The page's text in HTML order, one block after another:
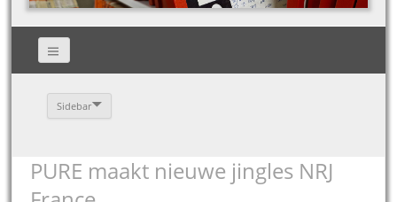
Sidebar
PURE maakt nieuwe jingles NRJ